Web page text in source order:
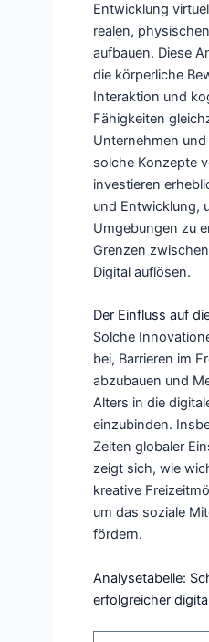
Entwicklung
realen,
aufbauen. Diese
die körperliche
Interaktion und
Fähigkeiten
Unternehmen
solche Konzepte
investieren
und Entwicklung,
Umgebungen zu
Grenzen
Digital auflösen.
Der Einfluss auf
Solche
bei, Barrieren im
abzubauen und
Alters in die
einzubinden.
Zeiten globaler
zeigt sich, wie
kreative
um das soziale
fördern.
Analysetabelle:
erfolgreicher